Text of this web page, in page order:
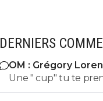
DERNIERS
OM : Grégory
Frank McCourt
Une " cup" tu te prends pour un rosbeef
? Lol